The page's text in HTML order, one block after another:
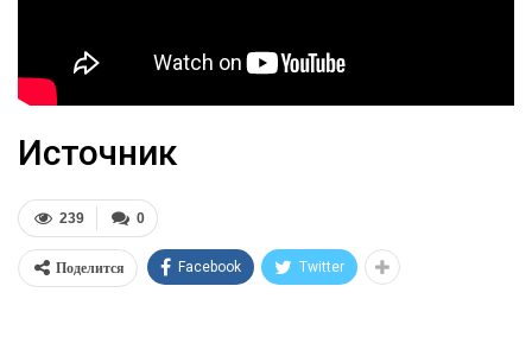
Источник
0
239
Поделится Facebook Twitter